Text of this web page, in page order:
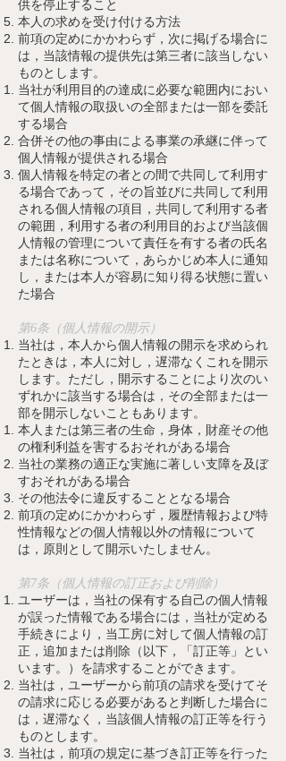
供を停止すること
本人の求めを受け付ける方法
前項の定めにかかわらず，次に掲げる場合に
は，当該情報の提供先は第三者に該当しない
ものとします。
当社が利用目的の達成に必要な範囲内におい
て個人情報の取扱いの全部または一部を委託
する場合
合併その他の事由による事業の承継に伴って
個人情報が提供される場合
個人情報を特定の者との間で共同して利用す
る場合であって，その旨並びに共同して利用
される個人情報の項目，共同して利用する者
の範囲，利用する者の利用目的および当該個
人情報の管理について責任を有する者の氏名
または名称について，あらかじめ本人に通知
し，または本人が容易に知り得る状態に置い
た場合
第6条（個人情報の開示）
当社は，本人から個人情報の開示を求められ
たときは，本人に対し，遅滞なくこれを開示
します。ただし，開示することにより次のい
ずれかに該当する場合は，その全部または一
部を開示しないこともあります。
本人または第三者の生命，身体，財産その他
の権利利益を害するおそれがある場合
当社の業務の適正な実施に著しい支障を及ぼ
すおそれがある場合
その他法令に違反することとなる場合
前項の定めにかかわらず，履歴情報および特
性情報などの個人情報以外の情報について
は，原則として開示いたしません。
第7条（個人情報の訂正および削除）
ユーザーは，当社の保有する自己の個人情報
が誤った情報である場合には， 当社が定める
手続きにより，当工房に対して個人情報の訂
正，追加または削除（以下，「訂正等」とい
います。）を請求することができます。
当社は，ユーザーから前項の請求を受けてそ
の請求に応じる必要があると判断した場合に
は，遅滞なく，当該個人情報の訂正等を行う
ものとします。
当社は，前項の規定に基づき訂正等を行った